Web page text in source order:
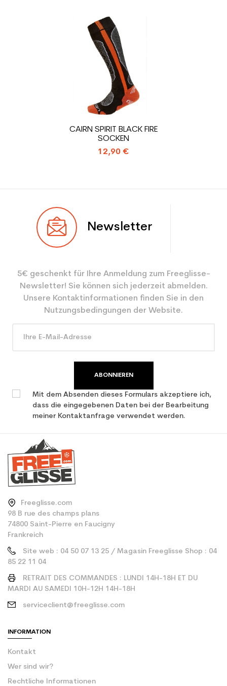
Mann
Sportliche Freizeit
Weiß
1.31
Erwachsene Freizeit
CAIRN SPIRIT BLACK FIRE
SOCKEN
12,90 €
Newsletter
5€ geschenkt für Ihre Anmeldung zum Freeglisse-
Newsletter! Sie können sich jederzeit abmelden.
Unsere Kontaktinformationen finden Sie in den
Nutzungsbedingungen der Website.
ABONNIEREN
Mit dem Absenden dieses Formulars akzeptiere ich,
dass die eingegebenen Daten bei der Bearbeitung
meiner Kontaktanfrage verwendet werden.
Freeglisse.com
98 B rue des champs plans
74800 Saint-Pierre en Faucigny
Frankreich
Site web : 04 50 07 13 25 / Magasin Freeglisse Shop : 04
85 22 11 04
RETRAIT DES COMMANDES : LUNDI 14H-18H ET DU
MARDI AU SAMEDI 10H-12H 14H-18H
serviceclient@freeglisse.com
INFORMATION
Kontakt
Wer sind wir?
Rechtliche Informationen